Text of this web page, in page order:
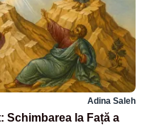
Adina Saleh
Schimbarea la Față a